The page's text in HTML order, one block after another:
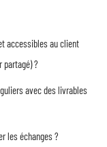
accessibles au client
partagé) ?
avec des livrables
les échanges ?